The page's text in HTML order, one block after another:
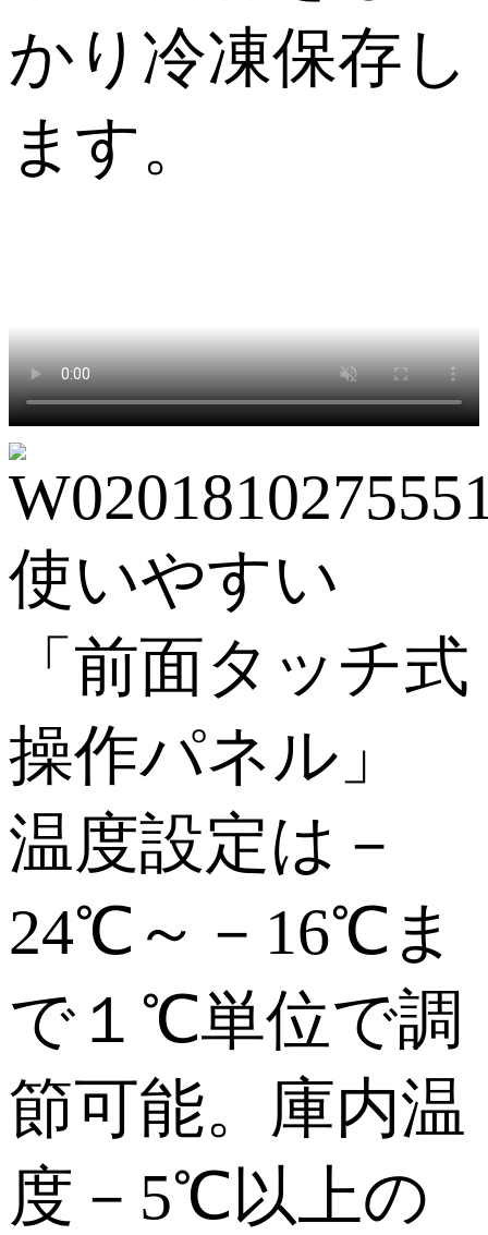
かり冷凍保存し
ます。
使いやすい
「前面タッチ式
操作パネル」
温度設定は－
24℃～－16℃ま
で１℃単位で調
節可能。庫内温
度－5℃以上の